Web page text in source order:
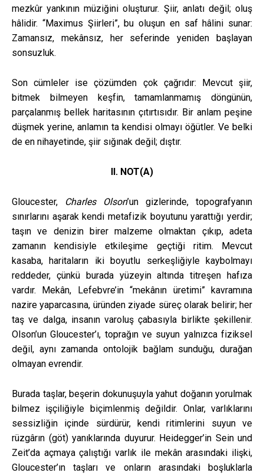
mezkûr yankının müziğini oluşturur. Şiir, anlatı değil; oluş
hâlidir. “Maximus Şiirleri”, bu oluşun en saf hâlini sunar:
Zamansız, mekânsız, her seferinde yeniden başlayan
sonsuzluk.
Son cümleler ise çözümden çok çağrıdır: Mevcut şiir,
bitmek bilmeyen keşfin, tamamlanmamış döngünün,
parçalanmış bellek haritasının çıtırtısıdır. Bir anlam peşine
düşmek yerine, anlamın ta kendisi olmayı öğütler. Ve belki
de en nihayetinde, şiir sığınak değil; dıştır.
II. NOT(A)
Gloucester, Charles Olson’un gizlerinde, topografyanın
sınırlarını aşarak kendi metafizik boyutunu yarattığı yerdir;
taşın ve denizin birer malzeme olmaktan çıkıp, adeta
zamanın kendisiyle etkileşime geçtiği ritim. Mevcut
kasaba, haritaların iki boyutlu serkeşliğiyle kaybolmayı
reddeder, çünkü burada yüzeyin altında titreşen hafıza
vardır. Mekân, Lefebvre’in “mekânın üretimi” kavramına
nazire yaparcasına, üründen ziyade süreç olarak belirir; her
taş ve dalga, insanın varoluş çabasıyla birlikte şekillenir.
Olson’un Gloucester’ı, toprağın ve suyun yalnızca fiziksel
değil, aynı zamanda ontolojik bağlam sunduğu, durağan
olmayan evrendir.
Burada taşlar, beşerin dokunuşuyla yahut doğanın yorulmak
bilmez işçiliğiyle biçimlenmiş değildir. Onlar, varlıklarını
sessizliğin içinde sürdürür, kendi ritimlerini suyun ve
rüzgârın (göt) yanıklarında duyurur. Heidegger’in Sein und
Zeit’da açmaya çalıştığı varlık ile mekân arasındaki ilişki,
Gloucester’ın taşları ve onların arasındaki boşluklarla